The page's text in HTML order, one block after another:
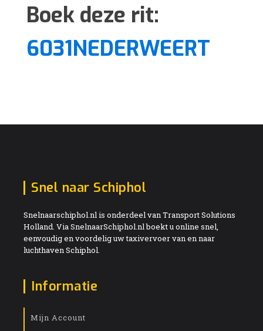
Boek deze rit:
6031NEDERWEERT
Snel naar Schiphol
Snelnaarschiphol.nl is onderdeel van Transport Solutions
Holland. Via SnelnaarSchiphol.nl boekt u online snel,
eenvoudig en voordelig uw taxivervoer van en naar
luchthaven Schiphol.
Informatie
Mijn Account